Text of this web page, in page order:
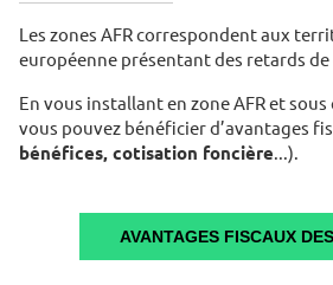
Les zones AFR correspondent aux
européenne présentant des retards
En vous installant en zone AFR et
vous pouvez bénéficier d’avantages
bénéfices, cotisation foncière...).
AVANTAGES FISCAUX